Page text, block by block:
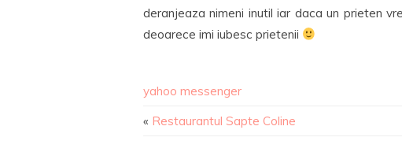
deranjeaza nimeni inutil iar daca un prieten
deoarece imi iubesc prietenii
yahoo messenger
« Restaurantul Sapte Coline